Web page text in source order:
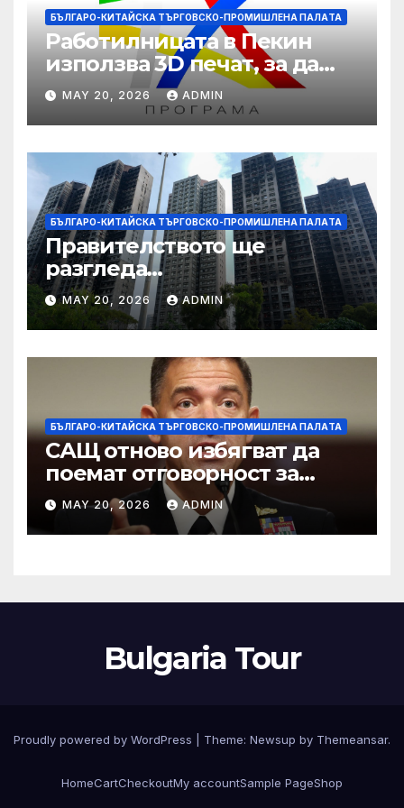
БЪЛГАРО-КИТАЙСКА ТЪРГОВСКО-ПРОМИШЛЕНА ПАЛAТА
Работилницата в Пекин
използва 3D печат, за да
даде възможност на
работниците с увреждания
MAY 20, 2026 ADMIN
БЪЛГАРО-КИТАЙСКА ТЪРГОВСКО-ПРОМИШЛЕНА ПАЛAТА
Правителството ще
разгледа
застрахователните
претенции на Wang Fuk
Court по план за обратно
изкупуване: Хоп
MAY 20, 2026 ADMIN
БЪЛГАРО-КИТАЙСКА ТЪРГОВСКО-ПРОМИШЛЕНА ПАЛAТА
САЩ отново избягват да
поемат отговорност за
нападението в училище в
Иран, при което загинаха
155 души
MAY 20, 2026 ADMIN
Bulgaria Tour
Proudly powered by WordPress Theme: Newsup by Themeansar.
HomeCartCheckoutMy accountSample PageShop